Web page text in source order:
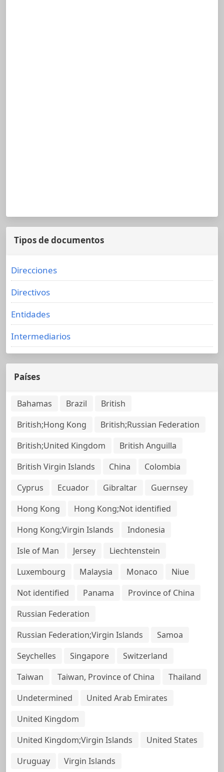
Tipos de documentos
Direcciones
Directivos
Entidades
Intermediarios
Países
Bahamas Brazil
British
British;Hong Kong
British;Russian Federation
British;United Kingdom
British Anguilla
British Virgin Islands
China
Colombia
Cyprus
Ecuador Gibraltar
Guernsey
Hong Kong
Hong Kong;Not identified
Hong Kong;Virgin Islands
Indonesia
Isle of Man
Jersey
Liechtenstein
Luxembourg
Malaysia Monaco
Niue
Not identified
Panama
Province of China
Russian Federation
Russian Federation;Virgin Islands
Samoa
Seychelles
Singapore
Switzerland
Taiwan
Taiwan, Province of China
Thailand
Undetermined
United Arab Emirates
United Kingdom
United Kingdom;Virgin Islands
United States
Uruguay
Virgin Islands